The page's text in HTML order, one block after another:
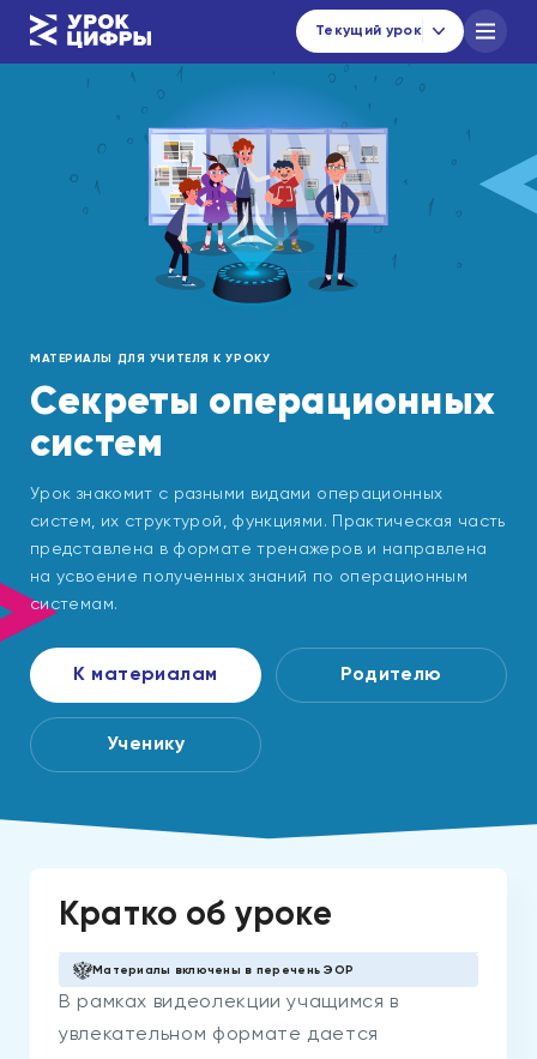
Каталог уроков
Навигатор по материалам
Новости
urok@data-economy.ru
Текущий урок
МАТЕРИАЛЫ ДЛЯ УЧИТЕЛЯ К УРОКУ
Секреты операционных
систем
Урок знакомит с разными видами операционных
систем, их структурой, функциями. Практическая часть
представлена в формате тренажеров и направлена
на усвоение полученных знаний по операционным
системам.
К материалам
Ученику
Родителю
Кратко об уроке
Материалы включены в перечень ЭОР
В рамках видеолекции учащимся в
увлекательном формате дается